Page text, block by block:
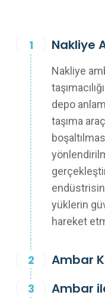
Nakliye
Nakliye
depo
taşıma
yüklerin
hareket
Ambar
Ambar